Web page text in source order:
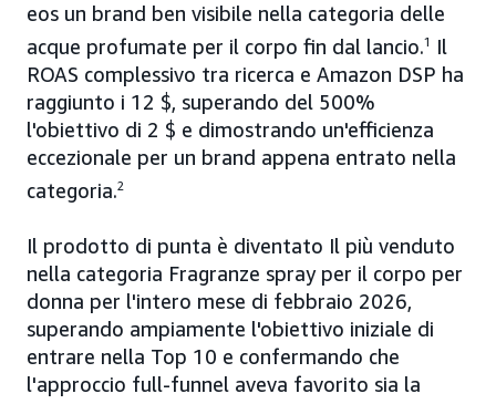
eos un brand ben visibile nella categoria delle
acque profumate per il corpo fin dal lancio.1
Il
ROAS complessivo tra ricerca e Amazon DSP ha
raggiunto i 12 $, superando del 500%
l'obiettivo di 2 $ e dimostrando un'efficienza
eccezionale per un brand appena entrato nella
categoria.2
Il prodotto di punta è diventato Il più venduto
nella categoria Fragranze spray per il corpo per
donna per l'intero mese di febbraio 2026,
superando ampiamente l'obiettivo iniziale di
entrare nella Top 10 e confermando che
l'approccio full-funnel aveva favorito sia la